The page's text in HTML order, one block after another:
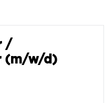
/
(m/w/d)